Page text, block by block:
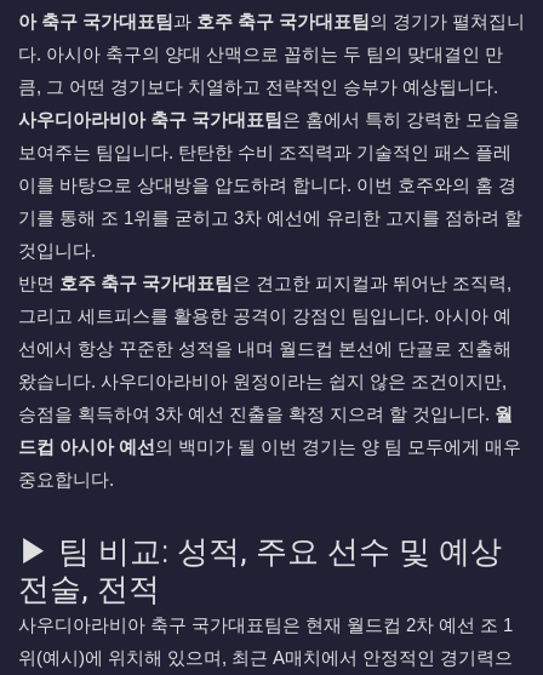
아 축구 국가대표팀과 호주 축구 국가대표팀의 경기가 펼쳐집니
다. 아시아 축구의 양대 산맥으로 꼽히는 두 팀의 맞대결인 만
큼, 그 어떤 경기보다 치열하고 전략적인 승부가 예상됩니다.
사우디아라비아 축구 국가대표팀은 홈에서 특히 강력한 모습을
보여주는 팀입니다. 탄탄한 수비 조직력과 기술적인 패스 플레
이를 바탕으로 상대방을 압도하려 합니다. 이번 호주와의 홈 경
기를 통해 조 1위를 굳히고 3차 예선에 유리한 고지를 점하려 할
것입니다.
반면 호주 축구 국가대표팀은 견고한 피지컬과 뛰어난 조직력,
그리고 세트피스를 활용한 공격이 강점인 팀입니다. 아시아 예
선에서 항상 꾸준한 성적을 내며 월드컵 본선에 단골로 진출해
왔습니다. 사우디아라비아 원정이라는 쉽지 않은 조건이지만,
승점을 획득하여 3차 예선 진출을 확정 지으려 할 것입니다. 월
드컵 아시아 예선의 백미가 될 이번 경기는 양 팀 모두에게 매우
중요합니다.
▶ 팀 비교: 성적, 주요 선수 및 예상
전술, 전적
사우디아라비아 축구 국가대표팀은 현재 월드컵 2차 예선 조 1
위(예시)에 위치해 있으며, 최근 A매치에서 안정적인 경기력으